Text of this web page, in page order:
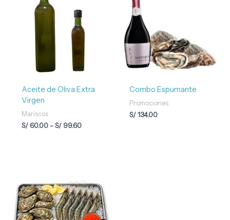
Aceite de Oliva Extra
Virgen
Mariscos
S/60.00 - S/99.60
desde
S/ 60.00
hasta
Combo Espumante
Promociones
S/134.00